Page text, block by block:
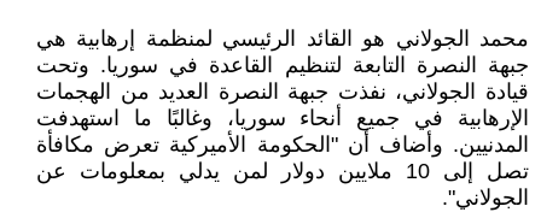
محمد الجولاني هو القائد الرئيسي لمنظمة إرهابية هي
جبهة النصرة التابعة لتنظيم القاعدة في سوريا. وتحت
قيادة الجولاني، نفذت جبهة النصرة العديد من الهجمات
الإرهابية في جميع أنحاء سوريا، وغالبًا ما استهدفت
المدنيين. وأضاف أن "الحكومة الأميركية تعرض مكافأة
تصل إلى 10 ملايين دولار لمن يدلي بمعلومات عن
الجولاني".